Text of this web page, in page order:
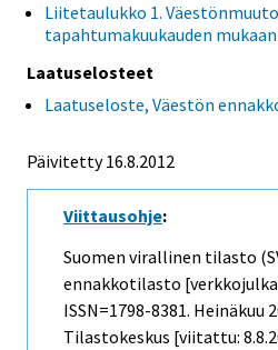
Liitetaulukko 1.
tapahtumakuukauden mukaan
Laatuselosteet
Laatuseloste, Väestön
Päivitetty 16.8.2012
Viittausohje:
Suomen virallinen tilasto
ennakkotilasto
ISSN=1798-8381. Heinäkuu
Tilastokeskus [viitattu: